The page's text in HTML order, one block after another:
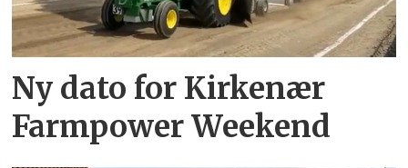
Ny dato for Kirkenær
Farmpower Weekend